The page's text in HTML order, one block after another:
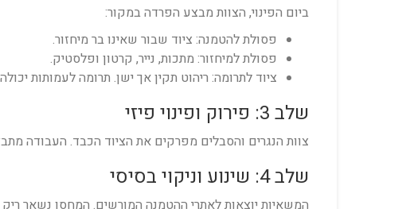
ביום הפינוי, הצוות מבצע הפרדה במקור:
פסולת להטמנה: ציוד שבור שאינו בר מיחזור.
פסולת למיחזור: מתכות, נייר, קרטון ופלסטיק.
ציוד לתרומה: ריהוט תקין אך ישן. תרומה לעמותות
שלב 3: פירוק ופינוי פיזי
צוות הנגרים והסבלים מפרקים את הציוד הכבד. העבודה
שלב 4: שינוע וניקוי בסיסי
המשאיות יוצאות לאתרי ההטמנה המורשים. המחסן נשאר